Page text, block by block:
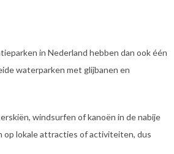
in Nederland hebben dan ook één
waterparken met glijbanen en
windsurfen of kanoën in de nabije
op lokale attracties of activiteiten, dus